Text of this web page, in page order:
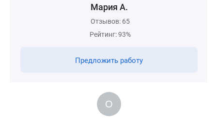
Мария А.
Отзывов: 65
Рейтинг: 93%
Предложить работу